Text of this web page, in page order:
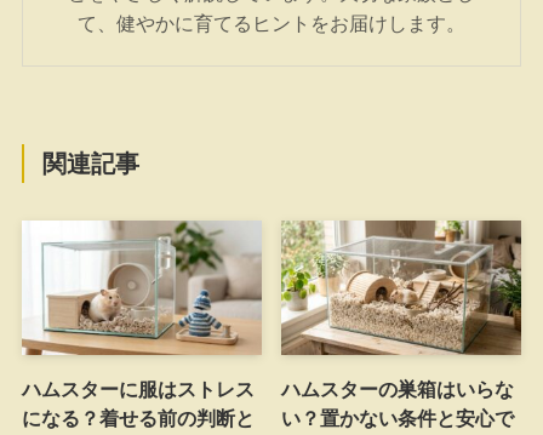
て、健やかに育てるヒントをお届けします。
関連記事
ハムスターに服はストレス
になる？着せる前の判断と
ハムスターの巣箱はいらな
い？置かない条件と安心で